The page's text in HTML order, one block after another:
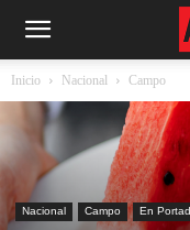
Inicio Nacional Campo
Nacional Campo En